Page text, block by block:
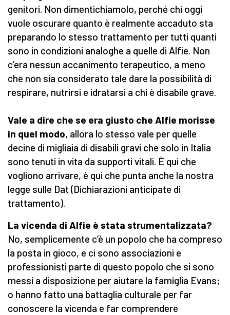
genitori. Non dimentichiamolo, perché chi oggi
vuole oscurare quanto è realmente accaduto sta
preparando lo stesso trattamento per tutti quanti
sono in condizioni analoghe a quelle di Alfie. Non
c’era nessun accanimento terapeutico, a meno
che non sia considerato tale dare la possibilità di
respirare, nutrirsi e idratarsi a chi è disabile grave.
Vale a dire che se era giusto che Alfie morisse
in quel modo, allora lo stesso vale per quelle
decine di migliaia di disabili gravi che solo in Italia
sono tenuti in vita da supporti vitali. È qui che
vogliono arrivare, è qui che punta anche la nostra
legge sulle Dat (Dichiarazioni anticipate di
trattamento).
La vicenda di Alfie è stata strumentalizzata?
No, semplicemente c’è un popolo che ha compreso
la posta in gioco, e ci sono associazioni e
professionisti parte di questo popolo che si sono
messi a disposizione per aiutare la famiglia Evans;
o hanno fatto una battaglia culturale per far
conoscere la vicenda e far comprendere